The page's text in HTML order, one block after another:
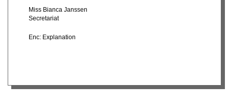
Miss Bianca Janssen
Secretariat
Enc: Explanation